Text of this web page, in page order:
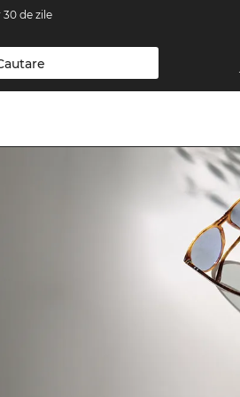
de zile